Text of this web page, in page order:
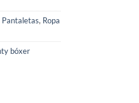
Pantaletas, Ropa
bóxer